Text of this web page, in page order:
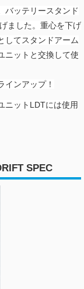
バッテリースタンド
ました。重心を下げ
してスタンドアーム
ニットと交換して使
インアップ！
ニットLDTには使用
SPEC